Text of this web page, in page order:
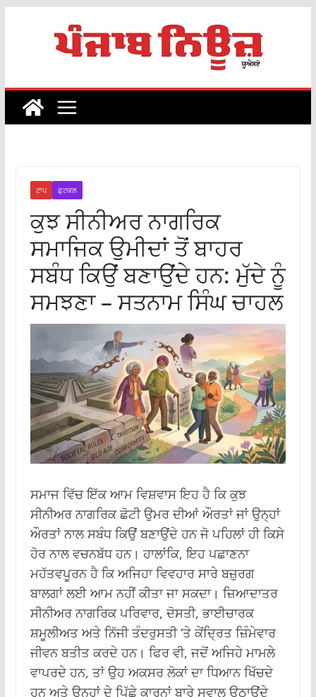
ਟਾਪ ਫ਼ੁਟਕਲ
ਕੁਝ ਸੀਨੀਅਰ ਨਾਗਰਿਕ
ਸਮਾਜਿਕ ਉਮੀਦਾਂ ਤੋਂ ਬਾਹਰ
ਸਬੰਧ ਕਿਉਂ ਬਣਾਉਂਦੇ ਹਨ: ਮੁੱਦੇ ਨੂੰ
ਸਮਝਣਾ – ਸਤਨਾਮ ਸਿੰਘ ਚਾਹਲ
ਸਮਾਜ ਵਿੱਚ ਇੱਕ ਆਮ ਵਿਸ਼ਵਾਸ ਇਹ ਹੈ ਕਿ ਕੁਝ
ਸੀਨੀਅਰ ਨਾਗਰਿਕ ਛੋਟੀ ਉਮਰ ਦੀਆਂ ਔਰਤਾਂ ਜਾਂ ਉਨ੍ਹਾਂ
ਔਰਤਾਂ ਨਾਲ ਸਬੰਧ ਕਿਉਂ ਬਣਾਉਂਦੇ ਹਨ ਜੋ ਪਹਿਲਾਂ ਹੀ ਕਿਸੇ
ਹੋਰ ਨਾਲ ਵਚਨਬੱਧ ਹਨ। ਹਾਲਾਂਕਿ, ਇਹ ਪਛਾਣਨਾ
ਮਹੱਤਵਪੂਰਨ ਹੈ ਕਿ ਅਜਿਹਾ ਵਿਵਹਾਰ ਸਾਰੇ ਬਜ਼ੁਰਗ
ਬਾਲਗਾਂ ਲਈ ਆਮ ਨਹੀਂ ਕੀਤਾ ਜਾ ਸਕਦਾ। ਜ਼ਿਆਦਾਤਰ
ਸੀਨੀਅਰ ਨਾਗਰਿਕ ਪਰਿਵਾਰ, ਦੋਸਤੀ, ਭਾਈਚਾਰਕ
ਸ਼ਮੂਲੀਅਤ ਅਤੇ ਨਿੱਜੀ ਤੰਦਰੁਸਤੀ ‘ਤੇ ਕੇਂਦ੍ਰਿਤ ਜ਼ਿੰਮੇਵਾਰ
ਜੀਵਨ ਬਤੀਤ ਕਰਦੇ ਹਨ। ਫਿਰ ਵੀ, ਜਦੋਂ ਅਜਿਹੇ ਮਾਮਲੇ
ਵਾਪਰਦੇ ਹਨ, ਤਾਂ ਉਹ ਅਕਸਰ ਲੋਕਾਂ ਦਾ ਧਿਆਨ ਖਿੱਚਦੇ
ਹਨ ਅਤੇ ਉਨ੍ਹਾਂ ਦੇ ਪਿੱਛੇ ਕਾਰਨਾਂ ਬਾਰੇ ਸਵਾਲ ਉਠਾਉਂਦੇ